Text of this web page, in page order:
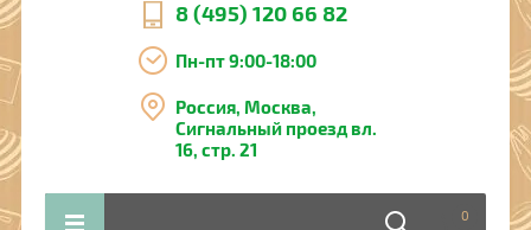
8 (495) 120 66 82
Пн-пт 9:00-18:00
Россия, Москва,
Сигнальный проезд вл.
16, стр. 21
0